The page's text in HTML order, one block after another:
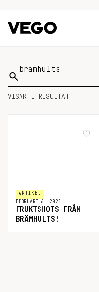
Sök
på:
VISAR 1 RESULTAT
ARTIKEL
FEBRUARI 6, 2020
FRUKTSHOTS FRÅN
BRÄMHULTS!